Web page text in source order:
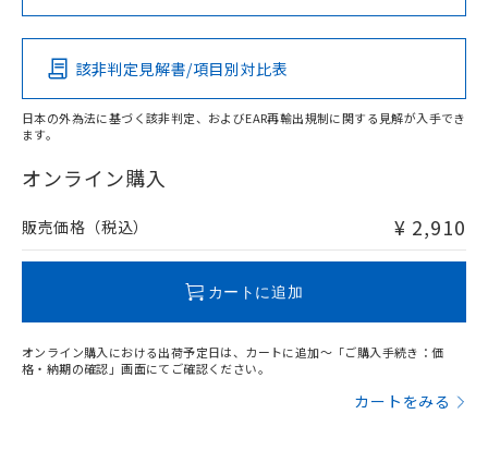
Pb Hg Cd Cr(VI)
O
在庫等で未対応品が混在する可能性があります。
問い合わせください。
この製品の規格認証/適合状況ページへ
その他の認証はこちらのページからご検索ください
該非判定見解書/項目別対比表
日本の外為法に基づく該非判定、およびEAR再輸出規制に関する見解が入手でき
ます。
オンライン購入
販売価格（税込） ¥ 2,910
カートに追加
オンライン購入における出荷予定日は、カートに追加～「ご購入手続き：価
格・納期の確認」画面にてご確認ください。
カートをみる